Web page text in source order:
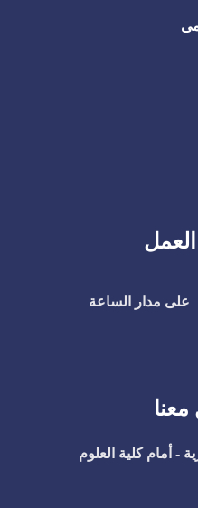
على مدار الساعة
- أمام كلية العلوم